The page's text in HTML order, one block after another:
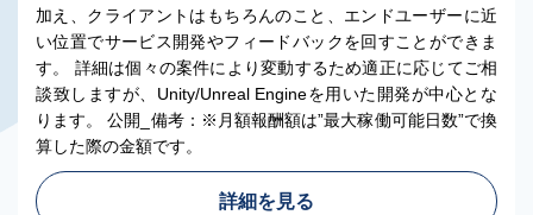
加え、クライアントはもちろんのこと、エンドユーザーに近
い位置でサービス開発やフィードバックを回すことができま
す。 詳細は個々の案件により変動するため適正に応じてご相
談致しますが、Unity/Unreal Engineを用いた開発が中心とな
ります。 公開_備考：※月額報酬額は”最大稼働可能日数”で換
算した際の金額です。
詳細を見る